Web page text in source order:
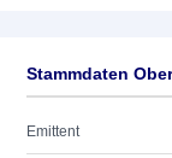
Stammdaten
Emittent